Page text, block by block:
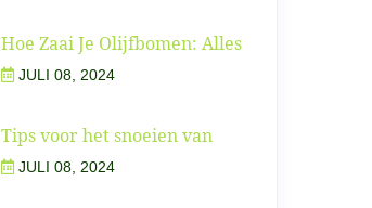
Hoe Zaai Je Olijfbomen: Alles
JULI 08, 2024
Tips voor het snoeien van
JULI 08, 2024